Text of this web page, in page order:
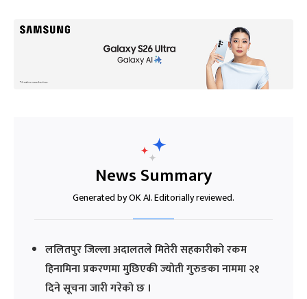
News Summary
Generated by OK AI. Editorially reviewed.
ललितपुर जिल्ला अदालतले मितेरी सहकारीको रकम
हिनामिना प्रकरणमा मुछिएकी ज्योती गुरुङका नाममा २१
दिने सूचना जारी गरेको छ ।